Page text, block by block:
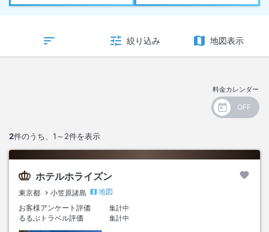
絞り込み 地図表示
料金カレンダー
2件のうち、 1～2件を表示
ホテルホライズン
東京都 小笠原諸島
地図
お客様アンケート評価
集計中
るるぶトラベル評価 集計中